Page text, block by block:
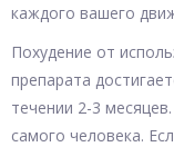
каждого вашего
Похудение от
препарата
течении 2-3
самого человека.